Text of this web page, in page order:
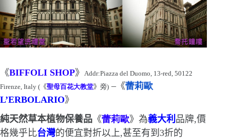
《BIFFOLI SHOP》
Addr:Piazza del Duomo, 13-red, 50122
Firenze, Italy ( 《聖母百花大教堂》旁) – 《蕾莉歐
L’ERBOLARIO》
純天然草本植物保養品 《蕾莉歐》為義大利 品牌,價
格幾乎比台灣的便宜對折以上,甚至有到 3折的